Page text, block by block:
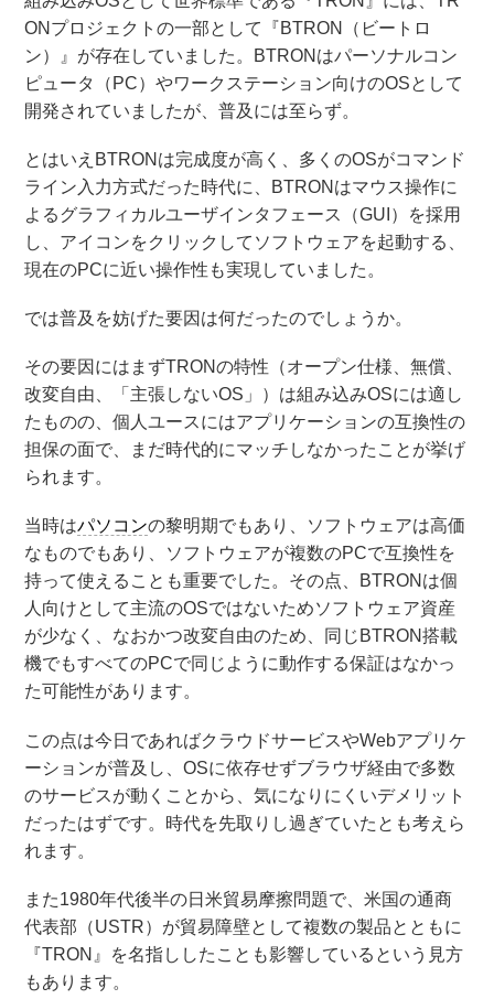
ONプロジェクトの一部として『BTRON（ビートロ
ン）』が存在していました。BTRONはパーソナルコン
ピュータ（PC）やワークステーション向けのOSとして
開発されていましたが、普及には至らず。
とはいえBTRONは完成度が高く、多くのOSがコマンド
ライン入力方式だった時代に、BTRONはマウス操作に
よるグラフィカルユーザインタフェース（GUI）を採用
し、アイコンをクリックしてソフトウェアを起動する、
現在のPCに近い操作性も実現していました。
では普及を妨げた要因は何だったのでしょうか。
その要因にはまずTRONの特性（オープン仕様、無償、
改変自由、「主張しないOS」）は組み込みOSには適し
たものの、個人ユースにはアプリケーションの互換性の
担保の面で、まだ時代的にマッチしなかったことが挙げ
られます。
当時はパソコンの黎明期でもあり、ソフトウェアは高価
なものでもあり、ソフトウェアが複数のPCで互換性を
持って使えることも重要でした。その点、BTRONは個
人向けとして主流のOSではないためソフトウェア資産
が少なく、なおかつ改変自由のため、同じBTRON搭載
機でもすべてのPCで同じように動作する保証はなかっ
た可能性があります。
この点は今日であればクラウドサービスやWebアプリケ
ーションが普及し、OSに依存せずブラウザ経由で多数
のサービスが動くことから、気になりにくいデメリット
だったはずです。時代を先取りし過ぎていたとも考えら
れます。
また1980年代後半の日米貿易摩擦問題で、米国の通商
代表部（USTR）が貿易障壁として複数の製品とともに
『TRON』を名指ししたことも影響しているという見方
もあります。